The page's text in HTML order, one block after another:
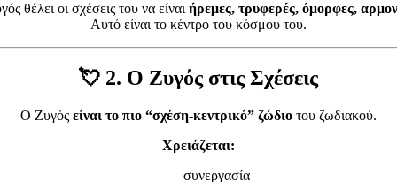
θέλει οι σχέσεις του να είναι ήρεμες, τρυφερές, όμορφες,
Αυτό είναι το κέντρο του κόσμου του.
💘 2. Ο Ζυγός στις Σχέσεις
Ο Ζυγός είναι το πιο “σχέση-κεντρικό” ζώδιο του ζωδιακού.
Χρειάζεται:
συνεργασία